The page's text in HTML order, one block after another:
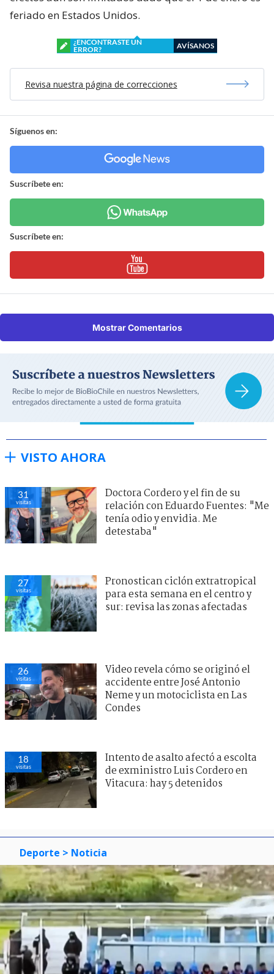
feriado en Estados Unidos.
¿ENCONTRASTE UN
ERROR?
AVÍSANOS
Revisa nuestra página de correcciones
Síguenos en:
Suscríbete en:
Suscríbete en:
Mostrar Comentarios
VISTO AHORA
31
visitas
Doctora Cordero y el fin de su
relación con Eduardo Fuentes: "Me
tenía odio y envidia. Me
detestaba"
27
visitas
Pronostican ciclón extratropical
para esta semana en el centro y
sur: revisa las zonas afectadas
26
visitas
Video revela cómo se originó el
accidente entre José Antonio
Neme y un motociclista en Las
Condes
18
visitas
Intento de asalto afectó a escolta
de exministro Luis Cordero en
Vitacura: hay 5 detenidos
Deporte > Noticia